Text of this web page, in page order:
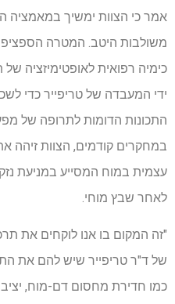
אמר כי הצוות ימשיך במאמציה
משולבות היטב. המטרה
כימיה רפואית לאופטימיזציה
ידי המעבדה של טריפייר כדי
עצמית במוח המסייע במניעת
לאחר שבץ מוחי.
"זה המקום בו אנו לוקחים את
של ד"ר טריפייר שיש להם את
כמו חדירת מחסום דם-מוח,